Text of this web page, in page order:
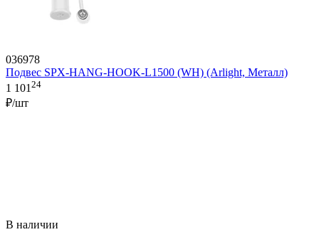
036978
Подвес SPX-HANG-HOOK-L1500 (WH) (Arlight, Металл)
1 10124
₽/шт
В наличии